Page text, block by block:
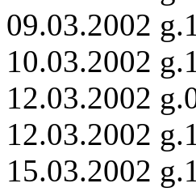
09.03.2002
10.03.2002
12.03.2002
12.03.2002
15.03.2002